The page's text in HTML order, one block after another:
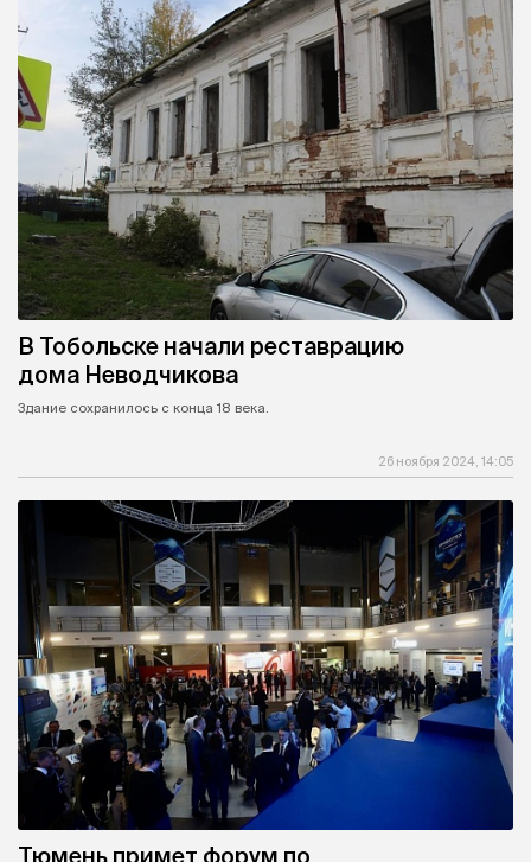
В Тобольске начали реставрацию
дома Неводчикова
Здание сохранилось с конца 18 века.
26 ноября 2024, 14:05
Тюмень примет форум по